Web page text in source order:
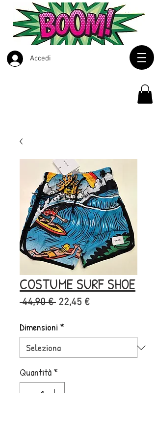
Accedi
COSTUME SURF SHOE
44,90 € Prezzo
22,45 €Prezzo
Dimensioni *
Quantità*